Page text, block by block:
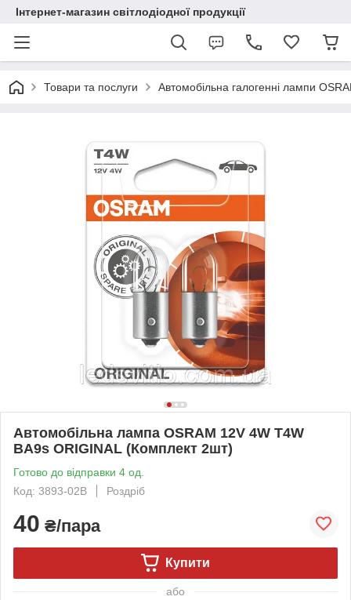
Інтернет-магазин світлодіодної продукції
Товари та послуги Автомобільна галогенні лампи
Автомобільна лампа OSRAM 12V 4W T4W
BA9s ORIGINAL (Комплект 2шт)
Готово до відправки 4 од.
Код: 3893-02B
Роздріб
40 ₴/пара
Купити
або